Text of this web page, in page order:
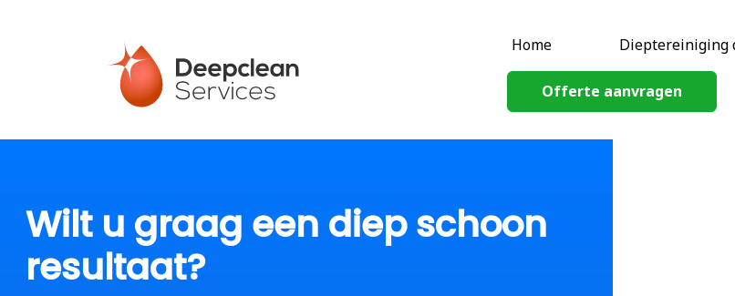
Home Dieptereiniging
Offerte aanvragen
Wilt u graag een diep schoon
resultaat?